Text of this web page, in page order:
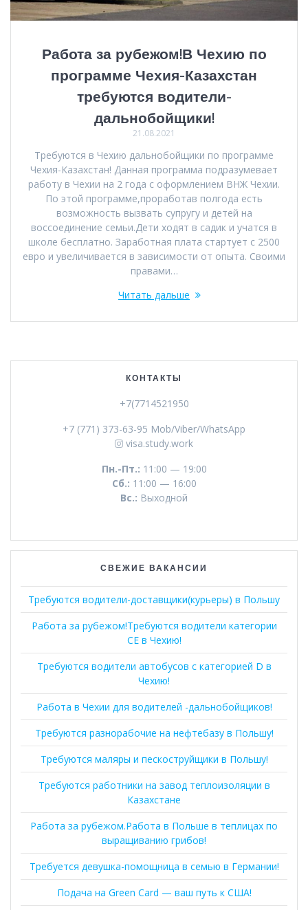
Работа за рубежом!В Чехию по
программе Чехия-Казахстан
требуются водители-
дальнобойщики!
21.08.2021
Требуются в Чехию дальнобойщики по программе
Чехия-Казахстан! Данная программа подразумевает
работу в Чехии на 2 года с оформлением ВНЖ Чехии.
По этой программе,проработав полгода есть
возможность вызвать супругу и детей на
воссоединение семьи.Дети ходят в садик и учатся в
школе бесплатно. Заработная плата стартует с 2500
евро и увеличивается в зависимости от опыта. Своими
правами…
Читать дальше
КОНТАКТЫ
+7(7714521950
+7 (771) 373-63-95 Mob/Viber/WhatsApp
visa.study.work
Пн.-Пт.: 11:00 — 19:00
Сб.: 11:00 — 16:00
Вс.: Выходной
СВЕЖИЕ ВАКАНСИИ
Требуются водители-доставщики(курьеры) в Польшу
Работа за рубежом!Требуются водители категории
СЕ в Чехию!
Требуются водители автобусов с категорией D в
Чехию!
Работа в Чехии для водителей -дальнобойщиков!
Требуются разнорабочие на нефтебазу в Польшу!
Требуются маляры и пескоструйщики в Польшу!
Требуются работники на завод теплоизоляции в
Казахстане
Работа за рубежом.Работа в Польше в теплицах по
выращиванию грибов!
Требуется девушка-помощница в семью в Германии!
Подача на Green Card — ваш путь к США!